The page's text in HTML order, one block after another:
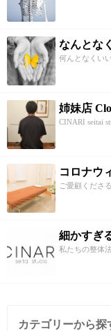
なんとな
何んとなくい
CINARI seitai
ご愛顧くださ
細かすぎ
私たちの整体
カテゴリーから探